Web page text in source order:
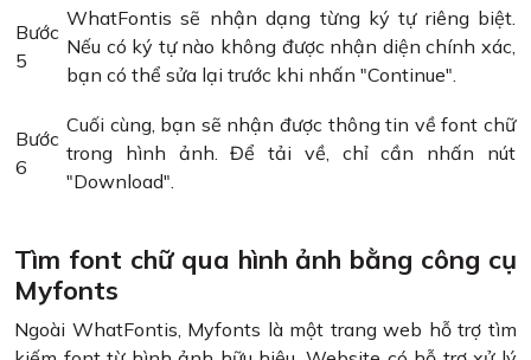
Bước
5
WhatFontis sẽ nhận dạng từng ký tự riêng biệt.
Nếu có ký tự nào không được nhận diện chính xác,
bạn có thể sửa lại trước khi nhấn "Continue".
Bước
6
Cuối cùng, bạn sẽ nhận được thông tin về font chữ
trong hình ảnh. Để tải về, chỉ cần nhấn nút
"Download".
Tìm font chữ qua hình ảnh bằng công cụ
Myfonts
Ngoài WhatFontis, Myfonts là một trang web hỗ trợ tìm